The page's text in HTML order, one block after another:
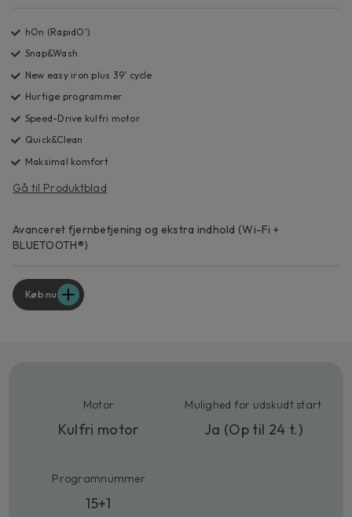
hOn (RapidO')
Snap&Wash
New easy iron plus 39’ cycle
Hurtige programmer
Speed-Drive kulfri motor
Quick&Clean
Maksimal komfort
Gå til Produktblad
Avanceret fjernbetjening og ekstra indhold (Wi-Fi +
BLUETOOTH®)
Køb nu
Motor
Kulfri motor
Mulighed for udskudt start
Ja (Op til 24 t.)
Programnummer
15+1